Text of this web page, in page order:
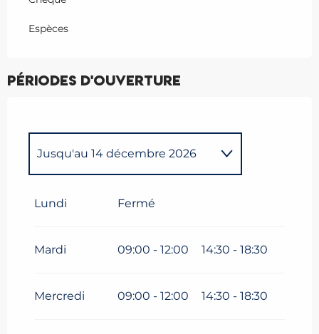
Espèces
Périodes d'ouverture
2026
Jusqu'au 14 décembre 2026
mars 2027
Lundi Fermé
Mardi 09:00 - 12:00 14:30 - 18:30
Mercredi 09:00 - 12:00 14:30 - 18:30